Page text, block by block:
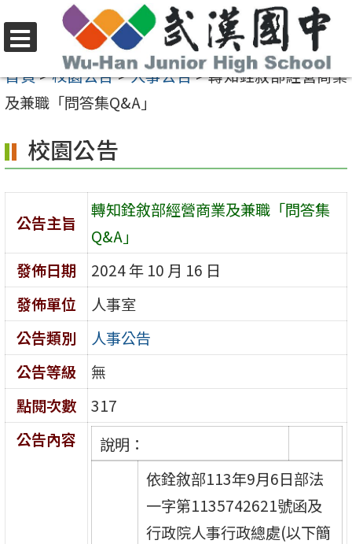
至
要
容
區
選
單
首頁>校園公告>人事公告>轉知銓敘部經營商業
及兼職「問答集Q&A」
校園公告
公告主旨
轉知銓敘部經營商業及兼職「問答集
Q&A」
發佈日期
2024 年 10 月 16 日
發佈單位
人事室
公告類別
人事公告
公告等級
無
點閱次數
317
公告內容
說明：
依銓敘部113年9月6日部法
一字第1135742621號函及
行政院人事行政總處(以下簡